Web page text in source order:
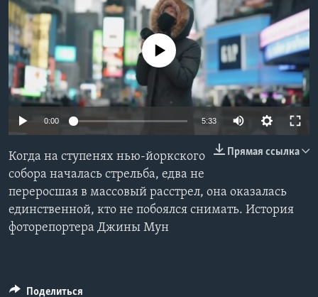
Learning English
СОЦИАЛЬНЫЕ СЕТИ
No media source currently available
0:00 5:33
Прямая ссылка
Когда на ступенях нью-йоркского
собора началась стрельба, едва не
переросшая в массовый расстрел, она оказалась
единственной, кто не побоялся снимать. История
фоторепортера Джины Мун
Поделиться